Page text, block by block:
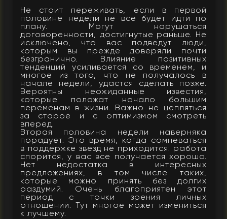
Не стоит переживать, если в первой
половине недели не все будет идти по
плану. Могут нарушаться
договоренности, достигнутые раньше. Не
исключено, что вас подведут люди,
которым вы прежде доверяли почти
безгранично. Влияние позитивных
тенденций усиливается со временем, и
многое из того, что не получалось в
начале недели, удастся сделать позже.
Вероятны неожиданные известия,
которые положат начало большим
переменам в жизни. Важно не цепляться
за старое и с оптимизмом смотреть
вперед.
Вторая половина недели наверняка
порадует. Это время, когда сомневаться
в поддержке звезд не приходится: работа
спорится, у вас все получается хорошо.
Нет недостатка в интересных
предложениях, в том числе таких,
которые можно принять без долгих
раздумий. Очень благоприятен этот
период с точки зрения личных
отношений. Тут многое может измениться
к лучшему.